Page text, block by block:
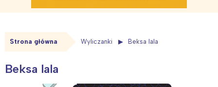
Strona główna Wyliczanki Beksa lala
Beksa lala